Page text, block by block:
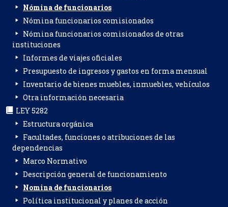
Nómina de funcionarios
Nómina funcionarios comisionados
Nómina funcionarios comisionados de otras
instituciones
Informes de viajes oficiales
Presupuesto de ingresos y gastos en forma mensual
Inventario de bienes muebles, inmuebles, vehículos
Otra información necesaria
LEY 5282
Estructura orgánica
Facultades, funciones o atribuciones de las
dependencias
Marco Normativo
Descripción general de funcionamiento
Nomina de funcionarios
Política institucional y planes de acción